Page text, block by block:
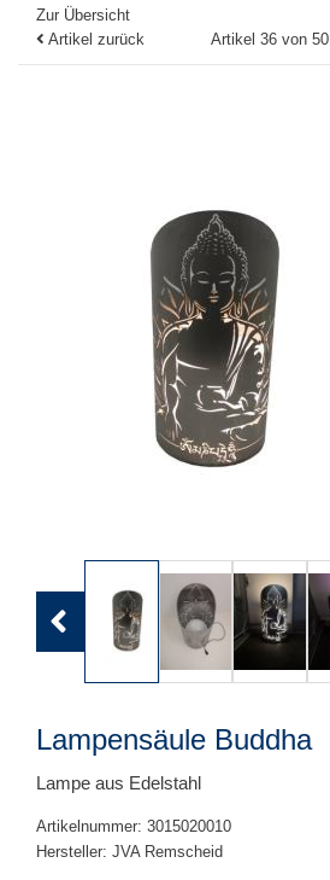
Zur Übersicht
Artikel zurück
Artikel 36 von 50
Previous
Lampensäule Buddha
Lampe aus Edelstahl
Artikelnummer: 3015020010
Hersteller: JVA Remscheid